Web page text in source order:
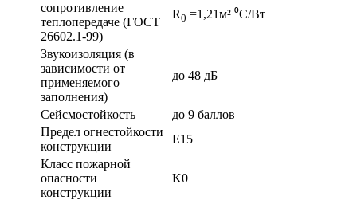
сопротивление
теплопередаче (ГОСТ
26602.1-99)
R0 =1,21м² ⁰С/Вт
Звукоизоляция (в
зависимости от
применяемого
заполнения)
до 48 дБ
Сейсмостойкость
до 9 баллов
Предел огнестойкости
конструкции
E15
Класс пожарной
опасности
конструкции
K0